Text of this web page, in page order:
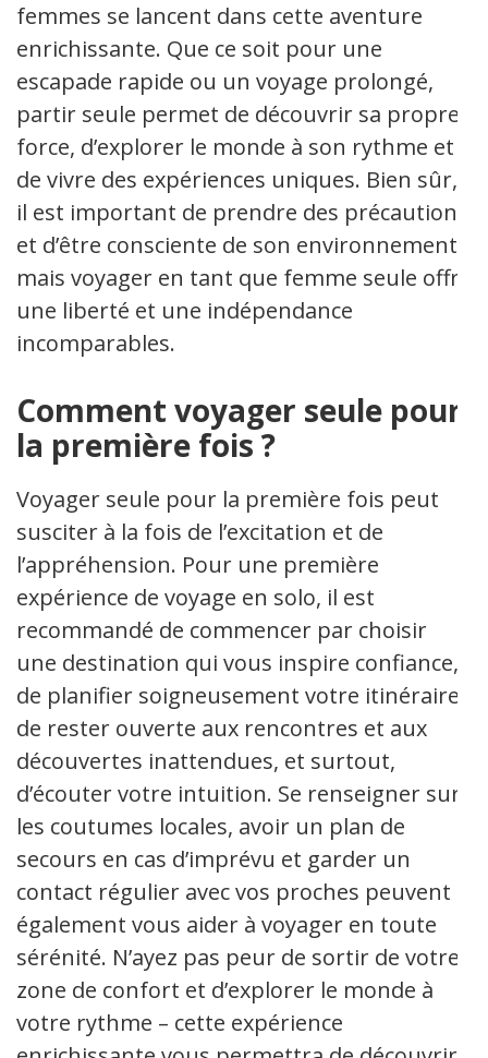
femmes se lancent dans cette aventure
enrichissante. Que ce soit pour une
escapade rapide ou un voyage prolongé,
partir seule permet de découvrir sa propre
force, d’explorer le monde à son rythme et
de vivre des expériences uniques. Bien sûr,
il est important de prendre des précautions
et d’être consciente de son environnement,
mais voyager en tant que femme seule offre
une liberté et une indépendance
incomparables.
Comment voyager seule pour
la première fois ?
Voyager seule pour la première fois peut
susciter à la fois de l’excitation et de
l’appréhension. Pour une première
expérience de voyage en solo, il est
recommandé de commencer par choisir
une destination qui vous inspire confiance,
de planifier soigneusement votre itinéraire,
de rester ouverte aux rencontres et aux
découvertes inattendues, et surtout,
d’écouter votre intuition. Se renseigner sur
les coutumes locales, avoir un plan de
secours en cas d’imprévu et garder un
contact régulier avec vos proches peuvent
également vous aider à voyager en toute
sérénité. N’ayez pas peur de sortir de votre
zone de confort et d’explorer le monde à
votre rythme – cette expérience